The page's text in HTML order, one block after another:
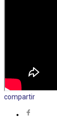
compartir